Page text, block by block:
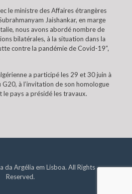
le ministre des Affaires étrangères
Jaishankar, en marge
nous avons abordé nombre de
bilatérales, à la situation dans la
contre la pandémie de Covid-19”,
a participé les 29 et 30 juin à
à l’invitation de son homologue
le pays a présidé les travaux.
da Argélia em Lisboa. All Rights
Reserved.